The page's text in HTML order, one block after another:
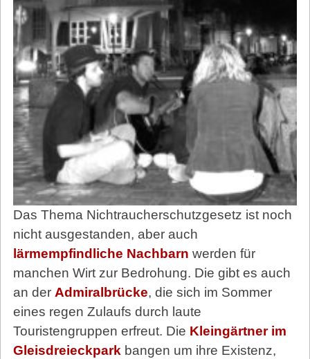
Das Thema Nichtraucherschutzgesetz ist noch
nicht ausgestanden, aber auch
lärmempfindliche Nachbarn werden für
manchen Wirt zur Bedrohung. Die gibt es auch
an der Admiralbrücke, die sich im Sommer
eines regen Zulaufs durch laute
Touristengruppen erfreut. Die Kleingärtner im
Gleisdreieckpark bangen um ihre Existenz,